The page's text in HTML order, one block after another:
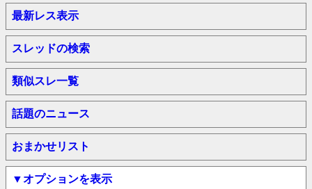
最新レス表示
スレッドの検索
類似スレ一覧
話題のニュース
おまかせリスト
▼オプションを表示